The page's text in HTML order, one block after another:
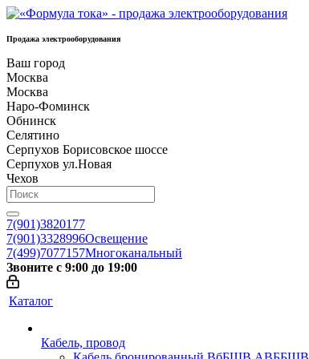
Продажа электрооборудования
Ваш город
Москва
Москва
Наро-Фоминск
Обнинск
Селятино
Серпухов Борисовское шоссе
Серпухов ул.Новая
Чехов
7(901)3820177
7(901)3328996Освещение
7(499)7077157Многоканальный
Звоните с 9:00 до 19:00
Каталог
Кабель, провод